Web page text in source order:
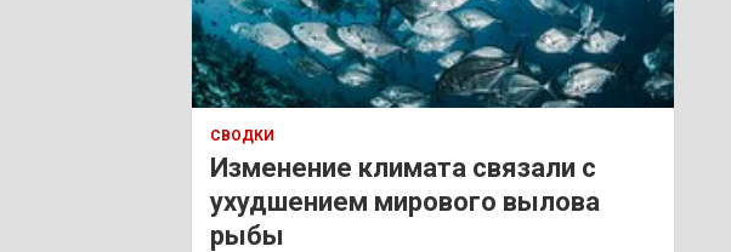
СВОДКИ
Изменение климата связали с
ухудшением мирового вылова
рыбы